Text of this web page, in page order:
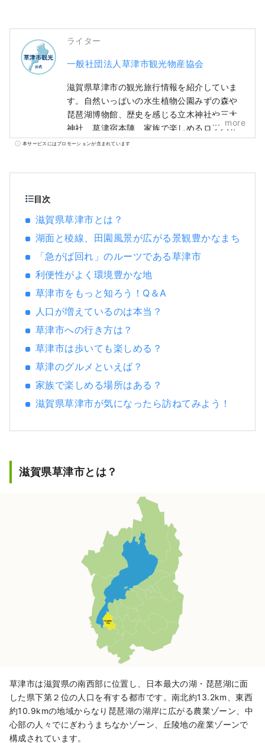
ライター
一般社団法人草津市観光物産協会
滋賀県草津市の観光旅行情報を紹介していま
す。自然いっぱいの水生植物公園みずの森や
琵琶湖博物館、歴史を感じる立木神社や三大
神社、草津宿本陣、家族で楽しめるロクハ公
園など魅力的なスポット・ホテル・グルメ情
more
本サービスにはプロモーションが含まれています
目次
滋賀県草津市とは？
湖面と稜線、田園風景が広がる景観豊かなまち
「急がば回れ」のルーツである草津市
利便性がよく環境豊かな地
草津市をもっと知ろう！Q＆A
人口が増えているのは本当？
草津市への行き方は？
草津市は歩いても楽しめる？
草津のグルメといえば？
家族で楽しめる場所はある？
滋賀県草津市が気になったら訪ねてみよう！
滋賀県草津市とは？
草津市は滋賀県の南西部に位置し、日本最大の湖・琵琶湖に面
した県下第２位の人口を有する都市です。南北約13.2km、東西
約10.9kmの地域からなり琵琶湖の湖岸に広がる農業ゾーン、中
心部の人々でにぎわうまちなかゾーン、丘陵地の産業ゾーンで
構成されています。